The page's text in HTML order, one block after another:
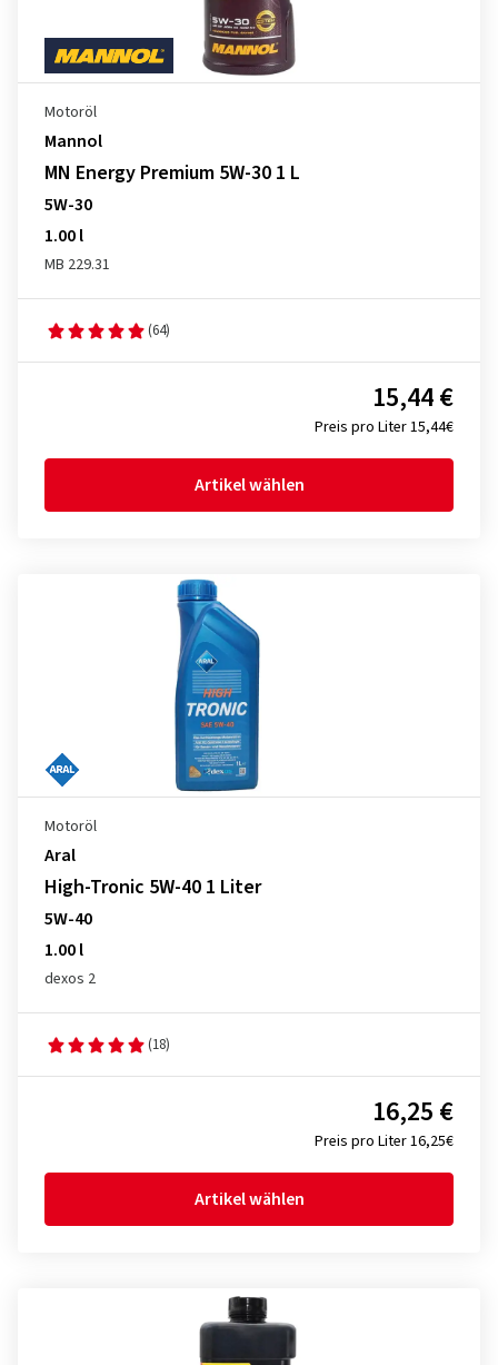
Motoröl
Mannol
MN Energy Premium 5W-30 1 L
5W-30
1.00 l
MB 229.31
(64)
Preis pro Liter 15,44€
15,44 €
Artikel wählen
Motoröl
Aral
High-Tronic 5W-40 1 Liter
5W-40
1.00 l
dexos 2
(18)
Preis pro Liter 16,25€
16,25 €
Artikel wählen